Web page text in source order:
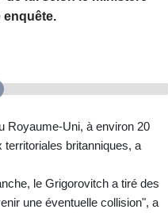
enquête.
Royaume‑Uni, à environ 20
britanniques, a
le Grigorovitch a tiré des
une éventuelle collision", a